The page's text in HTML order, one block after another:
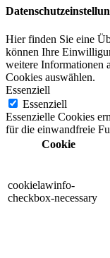
Hier finden Sie eine
können Ihre
weitere Informationen
Cookies auswählen.
Essenziell
Essenziell
Essenzielle Cookies
für die einwandfreie
Cookie
cookielawinfo-
checkbox-necessary